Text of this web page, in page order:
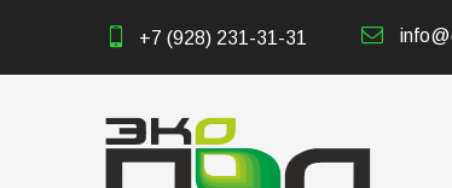
+7 (928) 231-31-31